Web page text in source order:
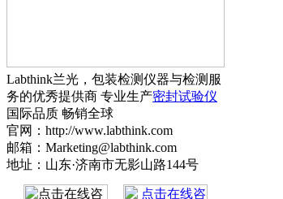
Labthink兰光，包装检测仪器与检测服
务的优秀提供商 专业生产密封试验仪
国际品质 畅销全球
官网：http://www.labthink.com
邮箱：Marketing@labthink.com
地址：山东·济南市无影山路144号